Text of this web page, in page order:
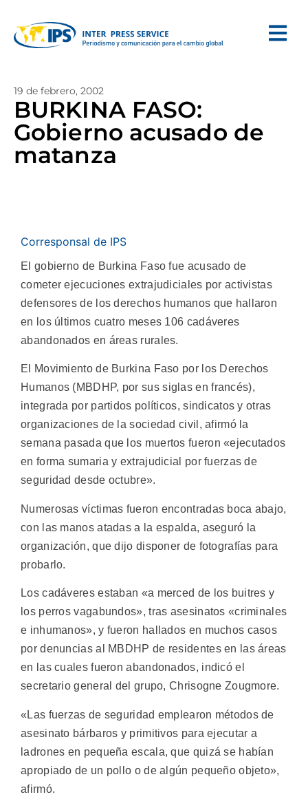
19 de febrero, 2002
BURKINA FASO:
Gobierno acusado de
matanza
Corresponsal de IPS
El gobierno de Burkina Faso fue acusado de
cometer ejecuciones extrajudiciales por activistas
defensores de los derechos humanos que hallaron
en los últimos cuatro meses 106 cadáveres
abandonados en áreas rurales.
El Movimiento de Burkina Faso por los Derechos
Humanos (MBDHP, por sus siglas en francés),
integrada por partidos políticos, sindicatos y otras
organizaciones de la sociedad civil, afirmó la
semana pasada que los muertos fueron «ejecutados
en forma sumaria y extrajudicial por fuerzas de
seguridad desde octubre».
Numerosas víctimas fueron encontradas boca abajo,
con las manos atadas a la espalda, aseguró la
organización, que dijo disponer de fotografías para
probarlo.
Los cadáveres estaban «a merced de los buitres y
los perros vagabundos», tras asesinatos «criminales
e inhumanos», y fueron hallados en muchos casos
por denuncias al MBDHP de residentes en las áreas
en las cuales fueron abandonados, indicó el
secretario general del grupo, Chrisogne Zougmore.
«Las fuerzas de seguridad emplearon métodos de
asesinato bárbaros y primitivos para ejecutar a
ladrones en pequeña escala, que quizá se habían
apropiado de un pollo o de algún pequeño objeto»,
afirmó.